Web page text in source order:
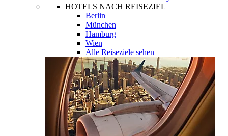
HOTELS NACH REISEZIEL
Berlin
München
Hamburg
Wien
Alle Reiseziele sehen